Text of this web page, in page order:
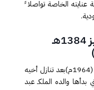
عنايته الخاصة تواصلا
.
الملك فيصل بن عبد العزيز 1384هـ
بويع ملكاً على البلاد في عام 1384هـ (1964م)بعد تنازل أخيه
بدأها والده الملكـ عبد